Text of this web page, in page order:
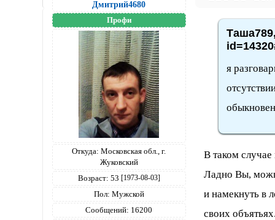
Дмитрий4680
Профи
Откуда: Московская обл., г.
Жуковский
Возраст: 53 [1973-08-03]
Пол: Мужской
Сообщений: 16200
я
В таком
Ладно Вы,
и намекнуть в
своих